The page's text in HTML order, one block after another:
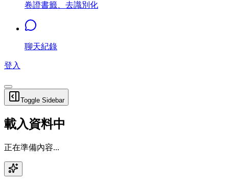
卷證書籤、去識別化
聊天紀錄
登入
Toggle Sidebar
載入資料中
正在準備內容...